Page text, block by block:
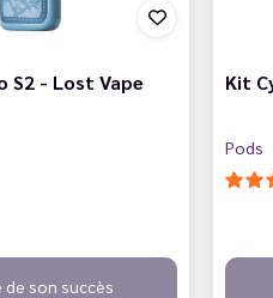
S2 - Lost Vape
de son succès
Kit
Pods